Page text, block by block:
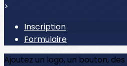
>
Inscription
Formulaire
Ajoutez un logo, un bouton,